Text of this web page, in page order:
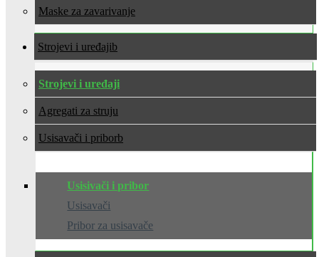
Maske za zavarivanje
Strojevi i uređaji
Strojevi i uređaji
Agregati za struju
Usisavači i pribor
Usisivači i pribor
Usisavači
Pribor za usisavače